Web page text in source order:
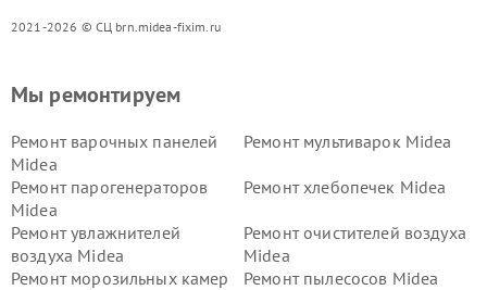
2021-2026 © СЦ brn.midea-fixim.ru
Мы ремонтируем
Ремонт варочных панелей
Midea
Ремонт мультиварок Midea
Ремонт парогенераторов
Midea
Ремонт хлебопечек Midea
Ремонт увлажнителей
воздуха Midea
Ремонт очистителей воздуха
Midea
Ремонт морозильных камер
Ремонт пылесосов Midea